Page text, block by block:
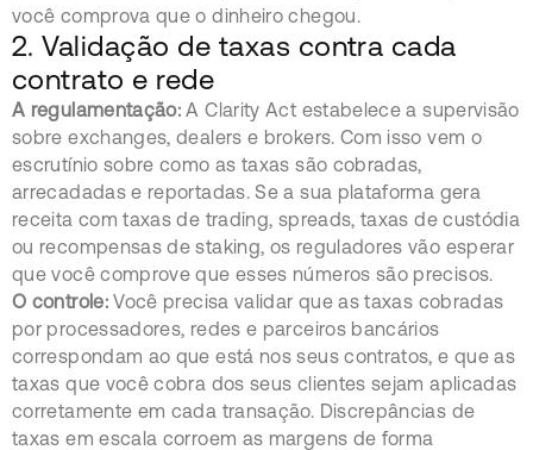
você comprova que o dinheiro chegou.
2. Validação de taxas contra cada
contrato e rede
A regulamentação: A Clarity Act estabelece a supervisão
sobre exchanges, dealers e brokers. Com isso vem o
escrutínio sobre como as taxas são cobradas,
arrecadadas e reportadas. Se a sua plataforma gera
receita com taxas de trading, spreads, taxas de custódia
ou recompensas de staking, os reguladores vão esperar
que você comprove que esses números são precisos.
O controle:Você precisa validar que as taxas cobradas
por processadores, redes e parceiros bancários
correspondam ao que está nos seus contratos, e que as
taxas que você cobra dos seus clientes sejam aplicadas
corretamente em cada transação. Discrepâncias de
taxas em escala corroem as margens de forma